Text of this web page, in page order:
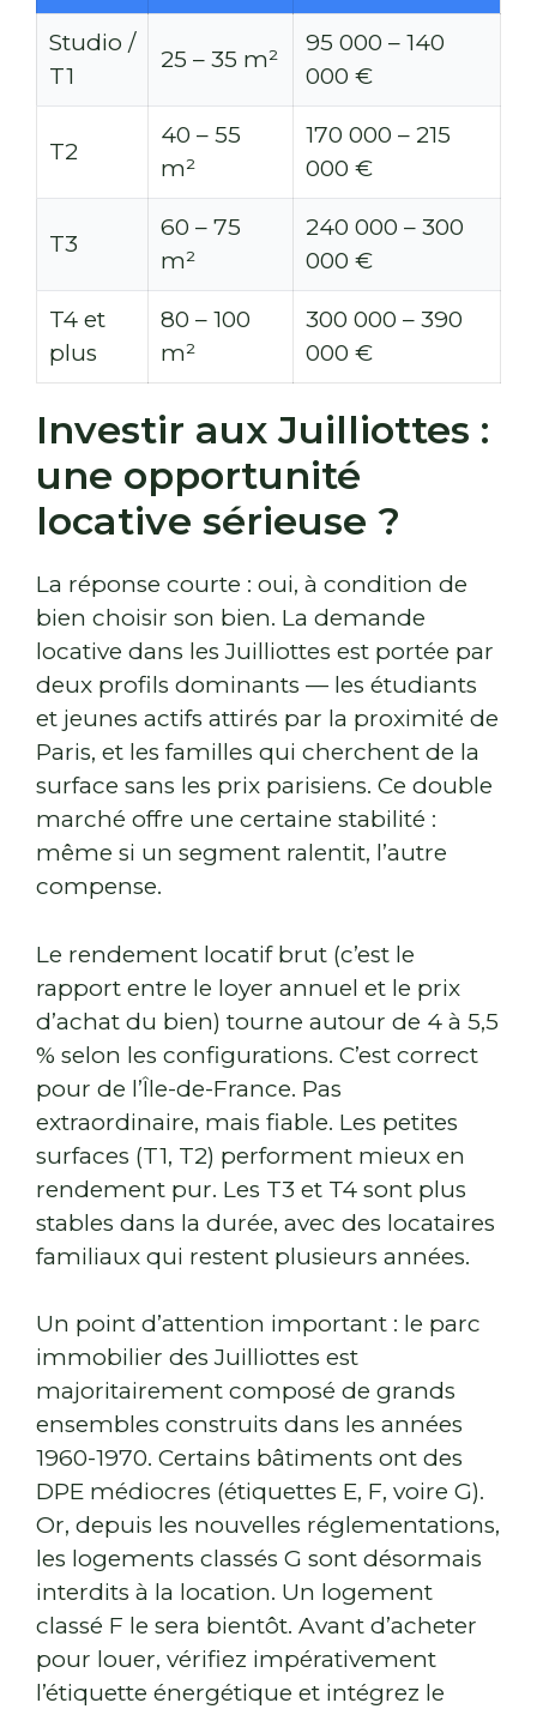
Studio /
T1
25 – 35 m²
95 000 – 140
000 €
T2
40 – 55
m²
170 000 – 215
000 €
T3
60 – 75
m²
240 000 – 300
000 €
T4 et
plus
80 – 100
m²
300 000 – 390
000 €
Investir aux Juilliottes :
une opportunité
locative sérieuse ?
La réponse courte : oui, à condition de
bien choisir son bien. La demande
locative dans les Juilliottes est portée par
deux profils dominants — les étudiants
et jeunes actifs attirés par la proximité de
Paris, et les familles qui cherchent de la
surface sans les prix parisiens. Ce double
marché offre une certaine stabilité :
même si un segment ralentit, l’autre
compense.
Le rendement locatif brut (c’est le
rapport entre le loyer annuel et le prix
d’achat du bien) tourne autour de 4 à 5,5
% selon les configurations. C’est correct
pour de l’Île-de-France. Pas
extraordinaire, mais fiable. Les petites
surfaces (T1, T2) performent mieux en
rendement pur. Les T3 et T4 sont plus
stables dans la durée, avec des locataires
familiaux qui restent plusieurs années.
Un point d’attention important : le parc
immobilier des Juilliottes est
majoritairement composé de grands
ensembles construits dans les années
1960-1970. Certains bâtiments ont des
DPE médiocres (étiquettes E, F, voire G).
Or, depuis les nouvelles réglementations,
les logements classés G sont désormais
interdits à la location. Un logement
classé F le sera bientôt. Avant d’acheter
pour louer, vérifiez impérativement
l’étiquette énergétique et intégrez le